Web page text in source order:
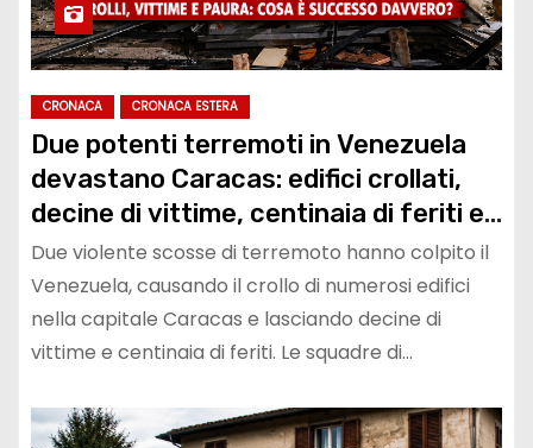
CRONACA CRONACA ESTERA
Due potenti terremoti in Venezuela
devastano Caracas: edifici crollati,
decine di vittime, centinaia di feriti e
soccorsi ancora in corso
Due violente scosse di terremoto hanno colpito il
Venezuela, causando il crollo di numerosi edifici
nella capitale Caracas e lasciando decine di
vittime e centinaia di feriti. Le squadre di…